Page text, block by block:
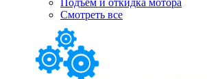
Подъём и откидка мотора
Смотреть все